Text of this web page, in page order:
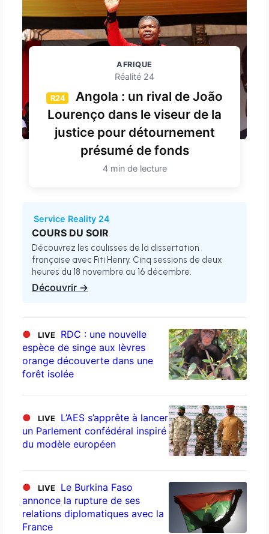
AFRIQUE
Réalité 24
R24
Angola : un rival de João
Lourenço dans le viseur de la
justice pour détournement
présumé de fonds
4 min de lecture
Service Reality 24
COURS DU SOIR
Découvrez les coulisses de la dissertation
française avec Fiti Henry. Cinq sessions de deux
heures du 18 novembre au 16 décembre.
Découvrir →
● LIVE
RDC : une nouvelle
espèce de singe aux lèvres
orange découverte dans une
forêt isolée
● LIVE
L’AES s’apprête à lancer
un Parlement confédéral inspiré
du modèle européen
● LIVE
Le Burkina Faso
annonce la rupture de ses
relations diplomatiques avec la
France